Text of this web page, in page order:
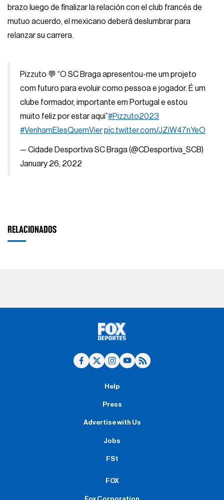
brazo luego de finalizar la relación con el club francés de
mutuo acuerdo, el mexicano deberá deslumbrar para
relanzar su carrera.
Pizzuto 💬 “O SC Braga apresentou-me um projeto
com futuro para evoluir como pessoa e jogador. É um
clube formador, importante em Portugal e estou
muito feliz por estar aqui”#Pizzuto2023
#VenhamElesQuemVierpic.twitter.com/JZiW47nYeO
— Cidade Desportiva SC Braga (@CDesportiva_SCB)
January 26, 2022
RELACIONADOS
Help
Press
Advertise with Us
Jobs
FS1
FOX